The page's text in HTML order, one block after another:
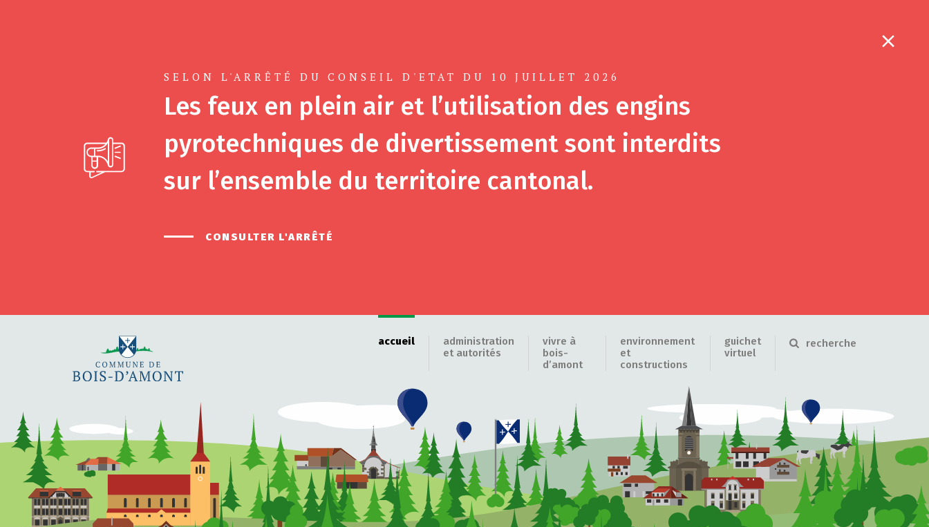
SELON L'ARRÊTÉ DU CONSEIL D'ETAT DU 10 JUILLET 2026
Les feux en plein air et l’utilisation des engins
pyrotechniques de divertissement sont interdits
sur l’ensemble du territoire cantonal.
CONSULTER L'ARRÊTÉ
accueil
administration
et autorités
vivre à
bois-
d’amont
environnement
et
constructions
guichet
virtuel
recherche